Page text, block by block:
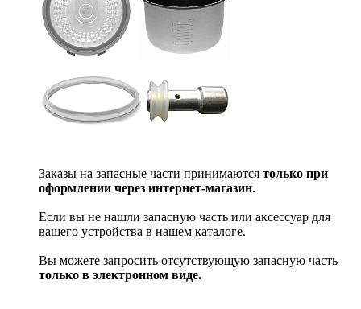
Заказы на запасные части принимаются только при
оформлении через интернет-магазин.
Если вы не нашли запасную часть или аксессуар для
вашего устройства в нашем каталоге.
Вы можете запросить отсутствующую запасную часть
только в электронном виде.